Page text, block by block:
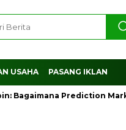
USAHA PASANG IKLAN
Prediction Market